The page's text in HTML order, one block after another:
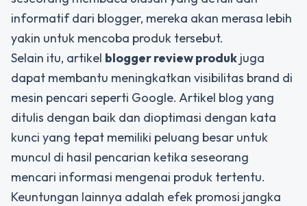
informatif dari blogger, mereka akan merasa lebih
yakin untuk mencoba produk tersebut.
Selain itu, artikel blogger review produk juga
dapat membantu meningkatkan visibilitas brand di
mesin pencari seperti Google. Artikel blog yang
ditulis dengan baik dan dioptimasi dengan kata
kunci yang tepat memiliki peluang besar untuk
muncul di hasil pencarian ketika seseorang
mencari informasi mengenai produk tertentu.
Keuntungan lainnya adalah efek promosi jangka